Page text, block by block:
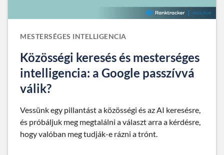
MESTERSÉGES INTELLIGENCIA
Közösségi keresés és mesterséges
intelligencia: a Google passzívvá
válik?
Vessünk egy pillantást a közösségi és az AI keresésre,
és próbáljuk meg megtalálni a választ arra a kérdésre,
hogy valóban meg tudják-e rázni a trónt.